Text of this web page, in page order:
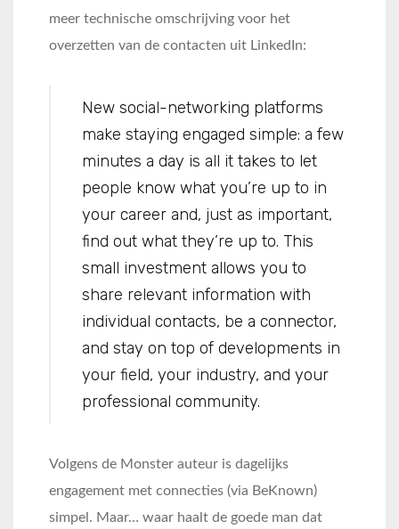
meer technische omschrijving voor het
overzetten van de contacten uit LinkedIn:
New social-networking platforms
make staying engaged simple: a few
minutes a day is all it takes to let
people know what you’re up to in
your career and, just as important,
find out what they’re up to. This
small investment allows you to
share relevant information with
individual contacts, be a connector,
and stay on top of developments in
your field, your industry, and your
professional community.
Volgens de Monster auteur is dagelijks
engagement met connecties (via BeKnown)
simpel. Maar… waar haalt de goede man dat